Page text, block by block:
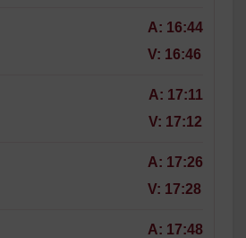
A: 16:44
V: 16:46
A: 17:11
V: 17:12
A: 17:26
V: 17:28
A: 17:48